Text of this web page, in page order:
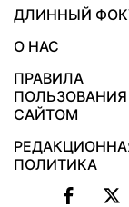
ДЛИННЫЙ
О НАС
ПРАВИЛА
ПОЛЬЗОВАНИЯ
САЙТОМ
ПОЛИТИКА